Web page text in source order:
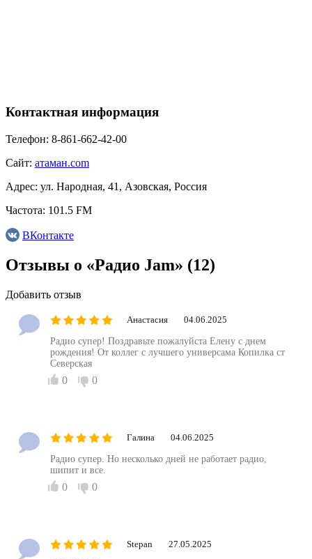
Контактная информация
Телефон: 8-861-662-42-00
Сайт: атаман.com
Адрес: ул. Народная, 41, Азовская, Россия
Частота: 101.5 FM
ВКонтакте
Отзывы о «Радио Jam» (12)
Добавить отзыв
Анастасия 04.06.2025
Радио супер! Поздравьте пожалуйста Елену с днем
рождения! От коллег с лучшего универсама Копилка ст
Северская
0 0
Галина 04.06.2025
Радио супер. Но несколько дней не работает радио,
шипит и все.
0 0
Stepan 27.05.2025